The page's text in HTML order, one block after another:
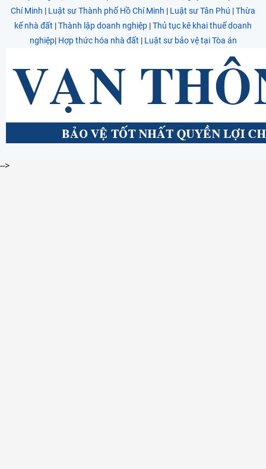
Chí Minh | Luật sư Thành phố Hồ Chí Minh | Luật sư Tân Phú |Thừa
kế nhà đất |Thành lập doanh nghiệp |Thủ tục kê khai thuế doanh
nghiệp| Hợp thức hóa nhà đất | Luật sư bảo vệ tại Tòa án
-->